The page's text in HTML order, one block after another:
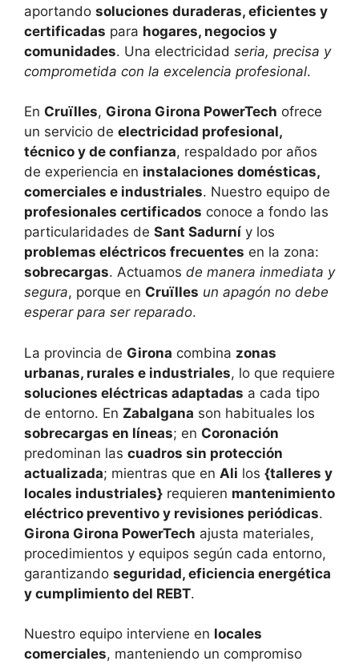
aportando soluciones duraderas, eficientes y
certificadas para hogares, negocios y
comunidades. Una electricidad seria, precisa y
comprometida con la excelencia profesional.
En Cruïlles, Girona Girona PowerTech ofrece
un servicio de electricidad profesional,
técnico y de confianza, respaldado por años
de experiencia en instalaciones domésticas,
comerciales e industriales. Nuestro equipo de
profesionales certificados conoce a fondo las
particularidades de Sant Sadurní y los
problemas eléctricos frecuentes en la zona:
sobrecargas. Actuamos de manera inmediata y
segura, porque en Cruïlles un apagón no debe
esperar para ser reparado.
La provincia de Girona combina zonas
urbanas, rurales e industriales, lo que requiere
soluciones eléctricas adaptadas a cada tipo
de entorno. En Zabalgana son habituales los
sobrecargas en líneas; en Coronación
predominan las cuadros sin protección
actualizada; mientras que en Ali los {talleres y
locales industriales} requieren mantenimiento
eléctrico preventivo y revisiones periódicas.
Girona Girona PowerTech ajusta materiales,
procedimientos y equipos según cada entorno,
garantizando seguridad, eficiencia energética
y cumplimiento del REBT.
Nuestro equipo interviene en locales
comerciales, manteniendo un compromiso